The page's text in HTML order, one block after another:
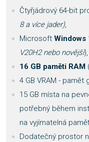
Čtyřjádrový 64-bit
8 a více jader),
Microsoft Windows
V20H2 nebo novější),
16 GB paměti RAM
4 GB VRAM - pamět
15 GB místa na
potřebný během
na vyjímatelná
Dodatečný prostor